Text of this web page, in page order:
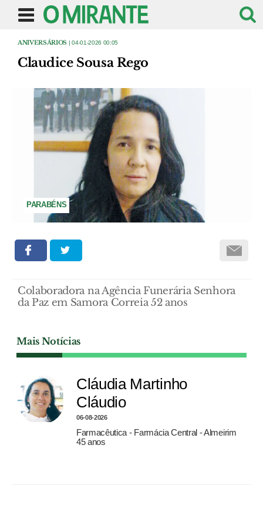
ANIVERSÁRIOS | 04-01-2026 00:05
Claudice Sousa Rego
PARABÉNS
Colaboradora na Agência Funerária Senhora
da Paz em Samora Correia 52 anos
Mais Notícias
Cláudia Martinho
Cláudio
06-08-2026
Farmacêutica - Farmácia Central - Almeirim
45 anos